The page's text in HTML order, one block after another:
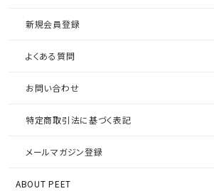
新規会員登録
よくある質問
お問い合わせ
特定商取引法に基づく表記
メールマガジン登録
ABOUT PEET